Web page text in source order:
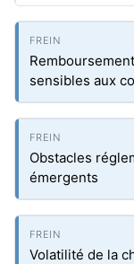
sensibles aux
Obstacles
émergents
Volatilité de la